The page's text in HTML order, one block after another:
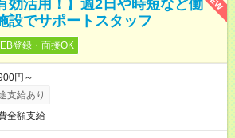
効活用！】週2日や時短など働
設でサポートスタッフ
登録・面接OK
円～
支給あり
全額支給